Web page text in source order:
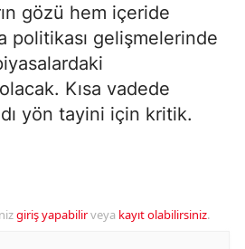
gözü hem içeride
politikası gelişmelerinde
Kısa vadede
yön tayini için kritik.
giriş yapabilirveya kayıt olabilirsiniz.